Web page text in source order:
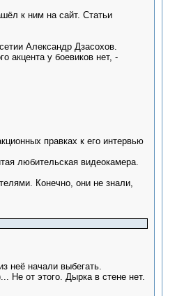
к ним на сайт. Статьи
Александр Дзасохов.
акцента у боевиков нет, -
правках к его интервью
любительская видеокамера.
Конечно, они не знали,
неё начали выбегать.
Не от этого. Дырка в стене нет.